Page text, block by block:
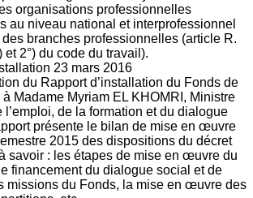
organisations professionnelles
au niveau national et interprofessionnel
branches professionnelles (article R.
et 2°) du code du travail).
23 mars 2016
du Rapport d’installation du Fonds de
Madame Myriam EL KHOMRI, Ministre
l’emploi, de la formation et du dialogue
présente le bilan de mise en œuvre
2015 des dispositions du décret
savoir : les étapes de mise en œuvre du
financement du dialogue social et de
missions du Fonds, la mise en œuvre des